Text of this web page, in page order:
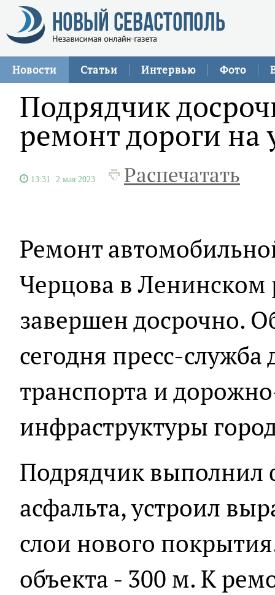
Новости Статьи Интервью Фото
Подрядчик
ремонт дороги на
13:31 2 мая 2023 Распечатать
Ремонт
Черцова в Ленинском
завершен досрочно.
сегодня пресс-служба
транспорта и
инфраструктуры
Подрядчик выполнил
асфальта, устроил
слои нового
объекта - 300 м. К